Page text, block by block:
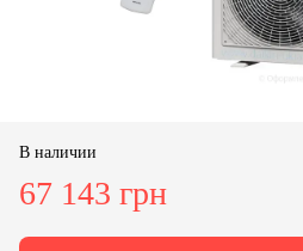
В наличии
67 143 грн